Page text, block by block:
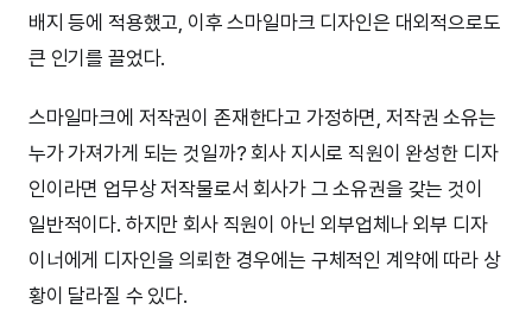
배지 등에 적용했고, 이후 스마일마크 디자인은 대외적으로도
큰 인기를 끌었다.
스마일마크에 저작권이 존재한다고 가정하면, 저작권 소유는
누가 가져가게 되는 것일까? 회사 지시로 직원이 완성한 디자
인이라면 업무상 저작물로서 회사가 그 소유권을 갖는 것이
일반적이다. 하지만 회사 직원이 아닌 외부업체나 외부 디자
이너에게 디자인을 의뢰한 경우에는 구체적인 계약에 따라 상
황이 달라질 수 있다.